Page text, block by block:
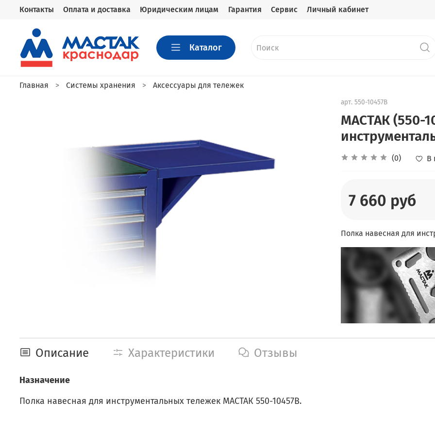
Контакты Оплата и доставка Юридическим лицам Гарантия Сервис Личный кабинет
Каталог
Главная Системы хранения Аксессуары для тележек
арт. 550-10457B
МАСТАК (550-
(0) В
7 660 руб
Полка навесная для
Описание Характеристики Отзывы
Назначение
Полка навесная для инструментальных тележек МАСТАК 550-10457B.